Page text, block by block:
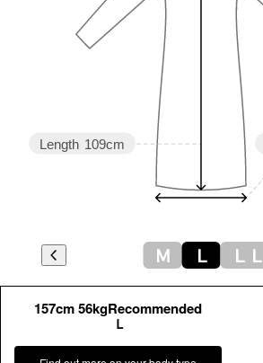
Length 109cm
Ｍ Ｌ ＬＬ
157cm 56kgRecommended
Ｌ